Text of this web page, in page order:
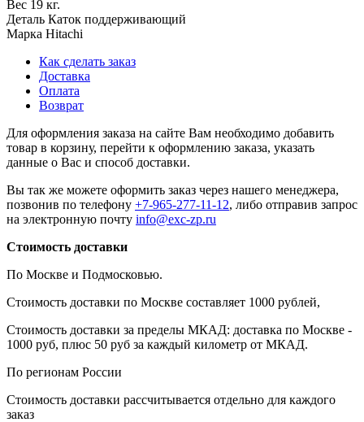
Вес 19 кг.
Деталь Каток поддерживающий
Марка Hitachi
Как сделать заказ
Доставка
Оплата
Возврат
Для оформления заказа на сайте Вам необходимо добавить
товар в корзину, перейти к оформлению заказа, указать
данные о Вас и способ доставки.
Вы так же можете оформить заказ через нашего менеджера,
позвонив по телефону +7-965-277-11-12, либо отправив запрос
на электронную почту info@exc-zp.ru
Стоимость доставки
По Москве и Подмосковью.
Стоимость доставки по Москве составляет 1000 рублей,
Стоимость доставки за пределы МКАД: доставка по Москве -
1000 руб, плюс 50 руб за каждый километр от МКАД.
По регионам России
Стоимость доставки рассчитывается отдельно для каждого
заказ